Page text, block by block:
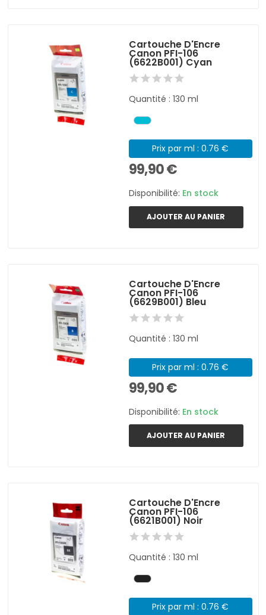
Cartouche D'Encre
Canon PFI-106
(6622B001) Cyan
Quantité : 130 ml
Prix par ml : 0.76 €
99,90 €
Disponibilité: En stock
AJOUTER AU PANIER
Cartouche D'Encre
Canon PFI-106
(6629B001) Bleu
Quantité : 130 ml
Prix par ml : 0.76 €
99,90 €
Disponibilité: En stock
AJOUTER AU PANIER
Cartouche D'Encre
Canon PFI-106
(6621B001) Noir
Quantité : 130 ml
Prix par ml : 0.76 €